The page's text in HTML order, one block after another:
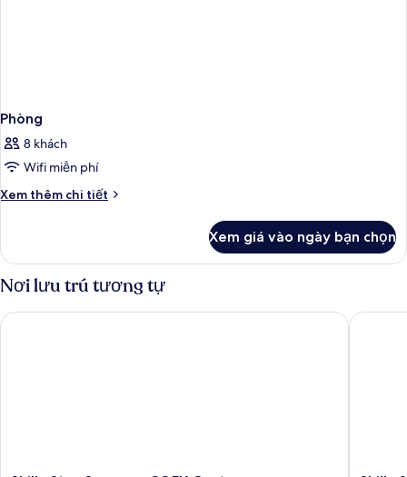
Phòng
8 khách
Wifi miễn phí
Xem thêm chi tiết
Chi
Phòng
Xem giá vào ngày bạn chọn
Nơi lưu trú tương tự
Shilla Stay Samsung COEX Center Shilla